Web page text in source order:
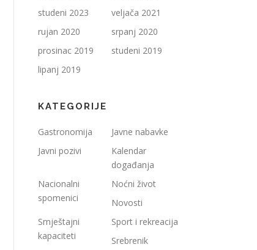
studeni 2023
veljača 2021
rujan 2020
srpanj 2020
prosinac 2019
studeni 2019
lipanj 2019
KATEGORIJE
Gastronomija
Javne nabavke
Javni pozivi
Kalendar
događanja
Nacionalni
spomenici
Noćni život
Novosti
Smještajni
kapaciteti
Sport i rekreacija
Srebrenik